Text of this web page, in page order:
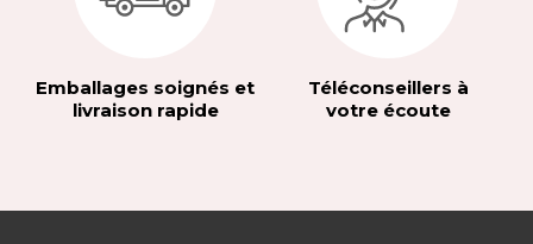
Emballages soignés et
livraison rapide
Téléconseillers à
votre écoute